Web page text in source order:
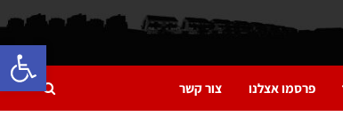
פרסמו אצלנו צור קשר